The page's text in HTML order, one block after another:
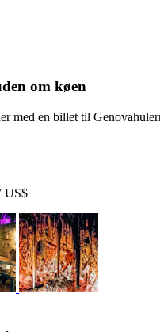
om køen
med en billet til
US$